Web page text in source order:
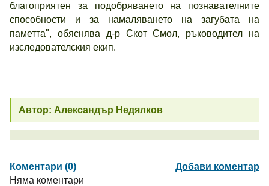
благоприятен за подобряването на познавателните
способности и за намаляването на загубата на
паметта", обяснява д-р Скот Смол, ръководител на
изследователския екип.
Автор: Александър Недялков
Коментари (0)
Добави коментар
Няма коментари